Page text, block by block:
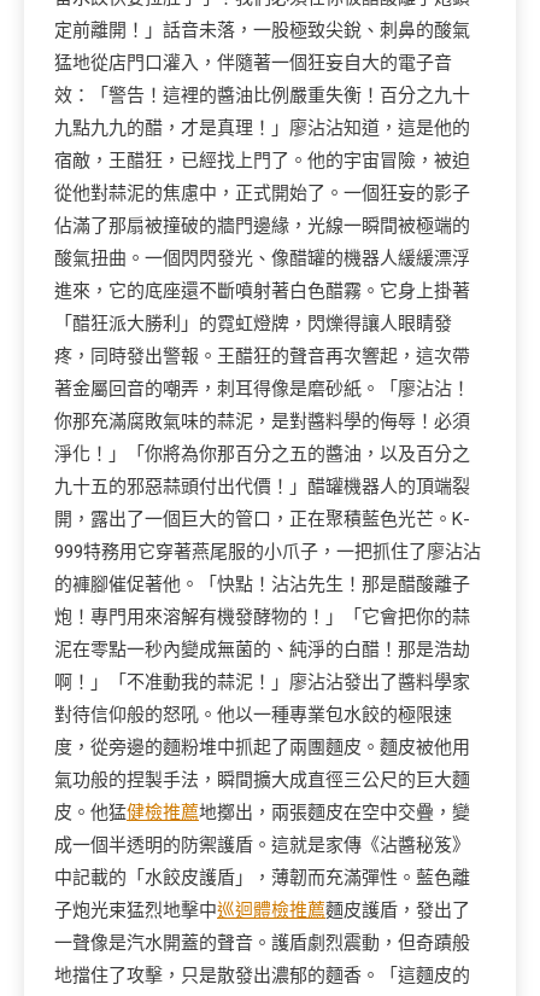
定前離開！」話音未落，一股極致尖銳、刺鼻的酸氣
猛地從店門口灌入，伴隨著一個狂妄自大的電子音
效：「警告！這裡的醬油比例嚴重失衡！百分之九十
九點九九的醋，才是真理！」廖沾沾知道，這是他的
宿敵，王醋狂，已經找上門了。他的宇宙冒險，被迫
從他對蒜泥的焦慮中，正式開始了。一個狂妄的影子
佔滿了那扇被撞破的牆門邊緣，光線一瞬間被極端的
酸氣扭曲。一個閃閃發光、像醋罐的機器人緩緩漂浮
進來，它的底座還不斷噴射著白色醋霧。它身上掛著
「醋狂派大勝利」的霓虹燈牌，閃爍得讓人眼睛發
疼，同時發出警報。王醋狂的聲音再次響起，這次帶
著金屬回音的嘲弄，刺耳得像是磨砂紙。「廖沾沾！
你那充滿腐敗氣味的蒜泥，是對醬料學的侮辱！必須
淨化！」「你將為你那百分之五的醬油，以及百分之
九十五的邪惡蒜頭付出代價！」醋罐機器人的頂端裂
開，露出了一個巨大的管口，正在聚積藍色光芒。K-
999特務用它穿著燕尾服的小爪子，一把抓住了廖沾沾
的褲腳催促著他。「快點！沾沾先生！那是醋酸離子
炮！專門用來溶解有機發酵物的！」「它會把你的蒜
泥在零點一秒內變成無菌的、純淨的白醋！那是浩劫
啊！」「不准動我的蒜泥！」廖沾沾發出了醬料學家
對待信仰般的怒吼。他以一種專業包水餃的極限速
度，從旁邊的麵粉堆中抓起了兩團麵皮。麵皮被他用
氣功般的捏製手法，瞬間擴大成直徑三公尺的巨大麵
皮。他猛健檢推薦地擲出，兩張麵皮在空中交疊，變
成一個半透明的防禦護盾。這就是家傳《沾醬秘笈》
中記載的「水餃皮護盾」，薄韌而充滿彈性。藍色離
子炮光束猛烈地擊中巡迴體檢推薦麵皮護盾，發出了
一聲像是汽水開蓋的聲音。護盾劇烈震動，但奇蹟般
地擋住了攻擊，只是散發出濃郁的麵香。「這麵皮的